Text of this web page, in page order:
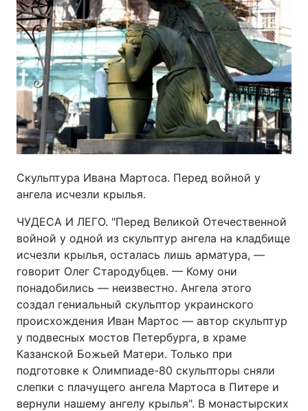
Скульптура Ивана Мартоса. Перед войной у
ангела исчезли крылья.
ЧУДЕСА И ЛЕГО. "Перед Великой Отечественной
войной у одной из скульптур ангела на кладбище
исчезли крылья, осталась лишь арматура, —
говорит Олег Стародубцев. — Кому они
понадобились — неизвестно. Ангела этого
создал гениальный скульптор украинского
происхождения Иван Мартос — автор скульптур
у подвесных мостов Петербурга, в храме
Казанской Божьей Матери. Только при
подготовке к Олимпиаде-80 скульпторы сняли
слепки с плачущего ангела Мартоса в Питере и
вернули нашему ангелу крылья". В монастырских